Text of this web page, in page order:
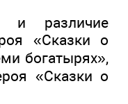
различие
«Сказки о
богатырях»,
«Сказки о